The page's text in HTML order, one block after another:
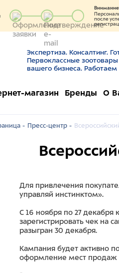
после
Экспертиза. Консалтинг.
Первоклассные зоотовары
вашего бизнеса. Работаем
магазин Бренды О
- Пресс-центр -
Для привлечения
управляй инстинктом».
С 16 ноября по 27
зарегистрировать чек на
разыгран 30 декабря.
Кампания будет активно
оформление мест продаж